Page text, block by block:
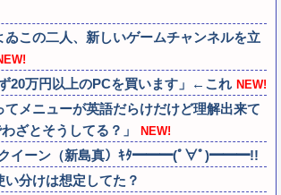
ゐこの二人、新しいゲームチャンネルを立
20万円以上のPCを買います」←これ NEW!
てメニューが英語だらけだけど理解出来て
ざとそうしてる？」
NEW!
クイーン（新島真）ｷﾀ━━━(ﾟ∀ﾟ)━━━!!
い分けは想定してた？